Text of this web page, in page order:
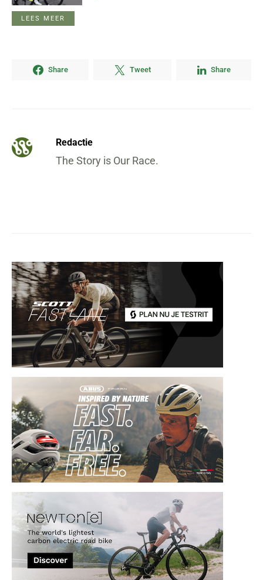
LEES MEER
Share Tweet Share
Redactie
The Story is Our Race.